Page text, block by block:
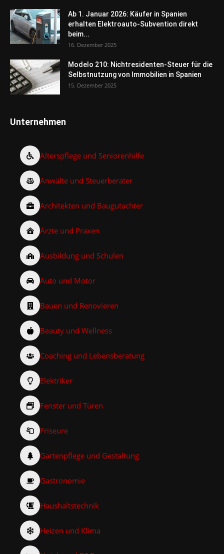
Ab 1. Januar 2026: Käufer in Spanien
erhalten Elektroauto-Subvention direkt
beim...
16. Dezember 2025
Modelo 210: Nichtresidenten-Steuer für die
Selbstnutzung von Immobilien in Spanien
15. Dezember 2025
Unternehmen
Alterspflege und Seniorenhilfe
Anwälte und Steuerberater
Architekten und Baugutachter
Ärzte und Praxen
Ausbildung und Schulen
Auto und Motor
Bauen und Renovieren
Beauty und Wellness
Coaching und Lebensberatung
Elektriker
Fenster und Türen
Friseure
Gartenpflege und Gestaltung
Gastronomie
Haushaltstechnik
Heizen und Klima